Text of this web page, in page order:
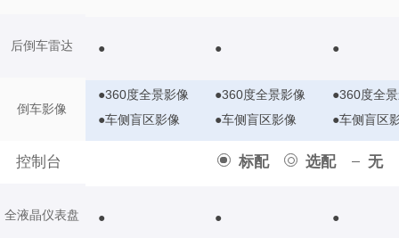
后倒车雷达
倒车影像
控制台 标配 选配 无
全液晶仪表盘
● ● ●
●360度全景影像
●车侧盲区影像
●360度全景影像
●车侧盲区影像
●360度全
●车侧盲区
● ● ●